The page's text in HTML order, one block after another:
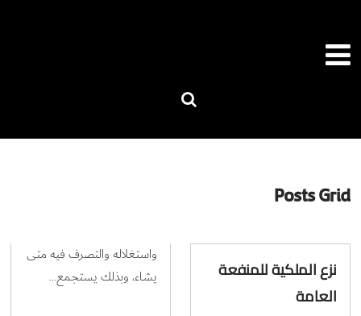
Posts Grid
نزع الملكية للمنفعة
العامة
واستغلاله والتصرف فيه متى
يشاء، وبذلك يستجمع…